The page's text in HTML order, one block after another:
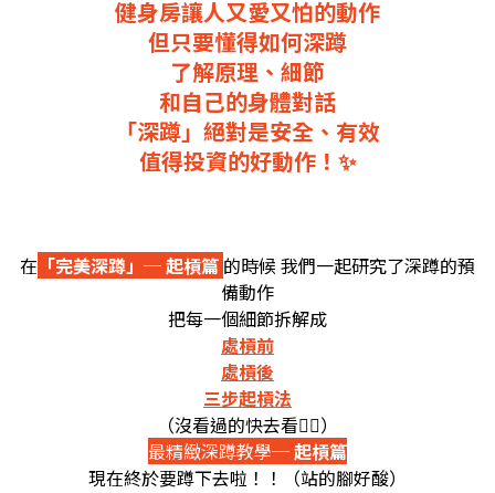
健身房讓人又愛又怕的動作
但只要懂得如何深蹲
了解原理、細節
和自己的身體對話
「深蹲」絕對是安全、有效
值得投資的好動作！✨
在 「完美深蹲」─ 起槓篇 的時候 我們一起研究了深蹲的預
備動作
把每一個細節拆解成
處槓前
處槓後
三步起槓法
（沒看過的快去看👇🏼）
最精緻深蹲教學─ 起槓篇
現在終於要蹲下去啦！！（站的腳好酸）